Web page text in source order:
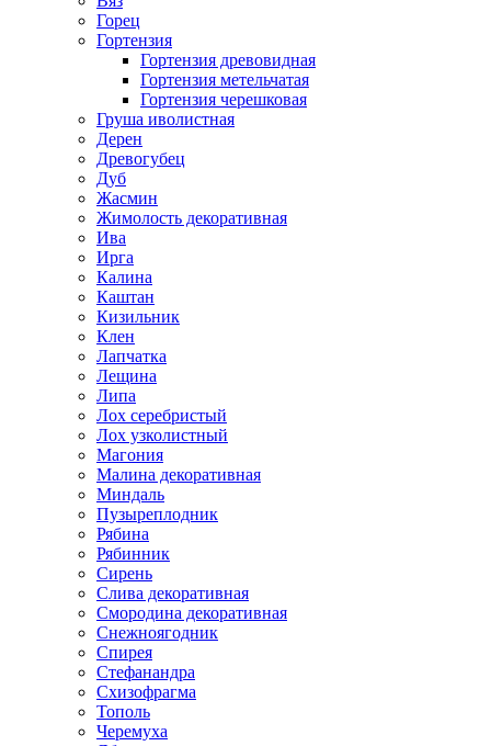
Горец
Гортензия
Гортензия древовидная
Гортензия метельчатая
Гортензия черешковая
Груша иволистная
Дерен
Древогубец
Дуб
Жасмин
Жимолость декоративная
Ива
Ирга
Калина
Каштан
Кизильник
Клен
Лапчатка
Лещина
Липа
Лох серебристый
Лох узколистный
Магония
Малина декоративная
Миндаль
Пузыреплодник
Рябина
Рябинник
Сирень
Слива декоративная
Смородина декоративная
Снежноягодник
Спирея
Стефанандра
Схизофрагма
Тополь
Черемуха